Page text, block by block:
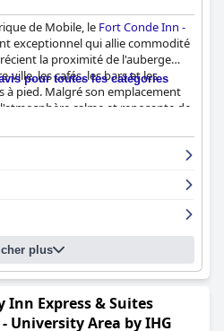
de Mobile, le Fort Conde Inn -
exceptionnel qui allie commodité
la proximité de l'auberge
ville, les cafés, les bars et les
à pied. Malgré son emplacement
calme et reposante de
magnifique et serein, avec un
vous soyez en voyage
historique de l'auberge et
font un choix idéal pour tout
au Fort Conde Inn est très
Bistro en face, les clients trouvent
délicieuses et
et des options saines
à la commande et le menu à la
dans un cadre historique,
Bien qu'il y ait des critiques
pour toutes les catégories
plus
Inn Express & Suites
University Area by IHG